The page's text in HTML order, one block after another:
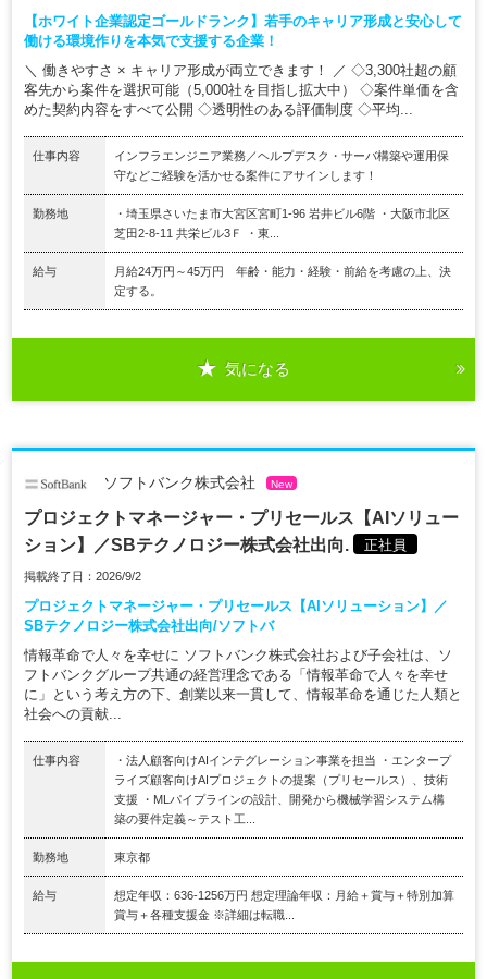
【ホワイト企業認定ゴールドランク】若手のキャリア形成と安心して
働ける環境作りを本気で支援する企業！
＼ 働きやすさ × キャリア形成が両立できます！ ／ ◇3,300社超の顧
客先から案件を選択可能（5,000社を目指し拡大中） ◇案件単価を含
めた契約内容をすべて公開 ◇透明性のある評価制度 ◇平均...
仕事内容
インフラエンジニア業務／ヘルプデスク・サーバ構築や運用保
守などご経験を活かせる案件にアサインします！
勤務地
・埼玉県さいたま市大宮区宮町1-96 岩井ビル6階 ・大阪市北区
芝田2-8-11 共栄ビル3Ｆ ・東...
給与
月給24万円～45万円 年齢・能力・経験・前給を考慮の上、決
定する。
気になる
ソフトバンク株式会社 New
プロジェクトマネージャー・プリセールス【AIソリュー
ション】／SBテクノロジー株式会社出向.
正社員
掲載終了日：2026/9/2
プロジェクトマネージャー・プリセールス【AIソリューション】／
SBテクノロジー株式会社出向/ソフトバ
情報革命で人々を幸せに ソフトバンク株式会社および子会社は、ソ
フトバンクグループ共通の経営理念である「情報革命で人々を幸せ
に」という考え方の下、創業以来一貫して、情報革命を通じた人類と
社会への貢献...
仕事内容
・法人顧客向けAIインテグレーション事業を担当 ・エンタープ
ライズ顧客向けAIプロジェクトの提案（プリセールス）、技術
支援 ・MLパイプラインの設計、開発から機械学習システム構
築の要件定義～テスト工...
勤務地 東京都
給与
想定年収：636-1256万円 想定理論年収：月給＋賞与＋特別加算
賞与＋各種支援金 ※詳細は転職...